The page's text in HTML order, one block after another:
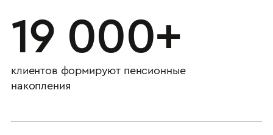
19 000+
клиентов формируют пенсионные
накопления